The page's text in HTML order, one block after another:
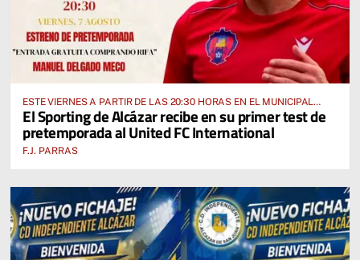
ESTE VIERNES A PARTIR DE LAS 20:30 HORAS EN EL MUNICIPAL
“MANUEL DELGADO MECO”
El Sporting de Alcázar recibe en su primer test de
pretemporada al United FC International
F.J. PARRAS